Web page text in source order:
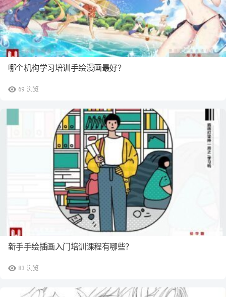
69 浏览
哪个机构学习培训手绘漫画最好？
83 浏览
新手手绘插画入门培训课程有哪些？